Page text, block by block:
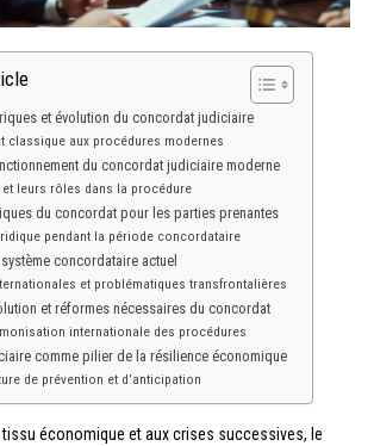
et évolution du concordat judiciaire
classique aux procédures modernes
du concordat judiciaire moderne
leurs rôles dans la procédure
du concordat pour les parties prenantes
pendant la période concordataire
concordataire actuel
et problématiques transfrontalières
et réformes nécessaires du concordat
internationale des procédures
comme pilier de la résilience économique
de prévention et d’anticipation
tissu économique et aux crises successives, le